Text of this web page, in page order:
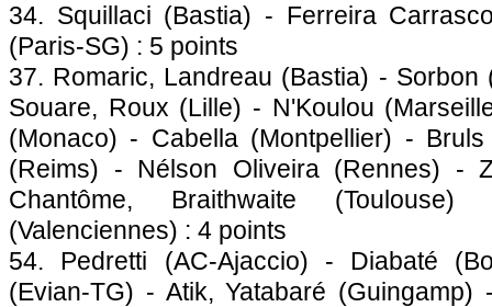
34. Squillaci (Bastia) - Ferreira
(Paris-SG) : 5 points
37. Romaric, Landreau (Bastia) - Sorbon
Souare, Roux (Lille) - N'Koulou (
(Monaco) - Cabella (Montpellier) -
(Reims) - Nélson Oliveira (Rennes) -
Chantôme, Braithwaite (Toulouse) -
(Valenciennes) : 4 points
54. Pedretti (AC-Ajaccio) - Diabaté (
(Evian-TG) - Atik, Yatabaré (Guingamp)